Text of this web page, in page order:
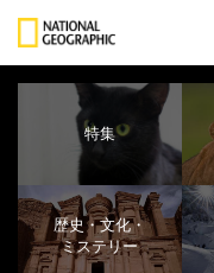
特集
歴史・文化・
ミステリー